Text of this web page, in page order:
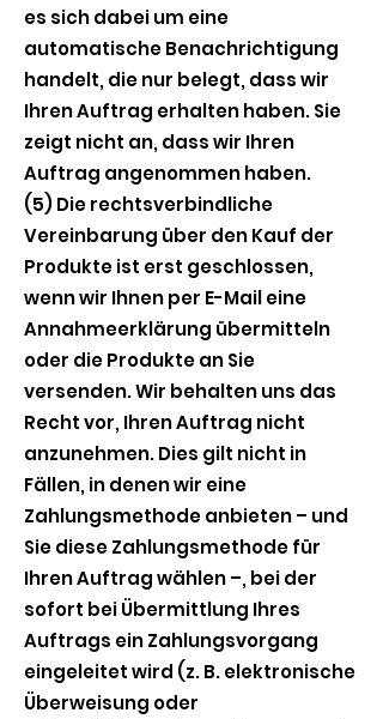
es sich dabei um eine
automatische Benachrichtigung
handelt, die nur belegt, dass wir
Ihren Auftrag erhalten haben. Sie
zeigt nicht an, dass wir Ihren
Auftrag angenommen haben.
(5) Die rechtsverbindliche
Vereinbarung über den Kauf der
Produkte ist erst geschlossen,
wenn wir Ihnen per E-Mail eine
Annahmeerklärung übermitteln
oder die Produkte an Sie
versenden. Wir behalten uns das
Recht vor, Ihren Auftrag nicht
anzunehmen. Dies gilt nicht in
Fällen, in denen wir eine
Zahlungsmethode anbieten – und
Sie diese Zahlungsmethode für
Ihren Auftrag wählen –, bei der
sofort bei Übermittlung Ihres
Auftrags ein Zahlungsvorgang
eingeleitet wird (z. B. elektronische
Überweisung oder